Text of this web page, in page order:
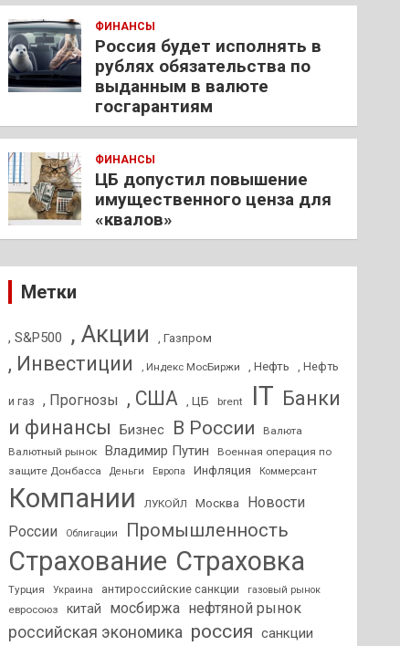
ФИНАНСЫ
Россия будет исполнять в
рублях обязательства по
выданным в валюте
госгарантиям
ФИНАНСЫ
ЦБ допустил повышение
имущественного ценза для
«квалов»
Метки
, S&P500 , Акции , Газпром
, Инвестиции , Индекс МосБиржи , Нефть , Нефть
и газ , Прогнозы , США , ЦБ brent IT Банки
и финансы
Бизнес В России
Валюта
Валютный рынок
Владимир Путин
Военная операция по
защите Донбасса
Деньги Европа Инфляция Коммерсант
Компании ЛУКОЙЛ Москва
Новости
России
Облигации Промышленность
Страхование Страховка
Турция Украина антироссийские санкции газовый рынок
евросоюз китай мосбиржа нефтяной рынок
российская экономика россия санкции